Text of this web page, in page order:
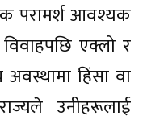
परामर्श आवश्यक
एक्लो र
हिंसा वा
उनीहरूलाई